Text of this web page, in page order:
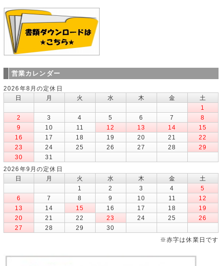
営業カレンダー
2026年8月の定休日
日
月 火 水 木 金
土
1
2
3 4 5 6 7
8
9
10 11 12 13 14
15
16
17 18 19 20 21
22
23
24 25 26 27 28
29
30
31
2026年9月の定休日
日
月 火 水 木 金
土
1
2 3 4
5
6
7 8 9 10 11
12
13
14 15 16 17 18
19
20
21 22 23 24 25
26
27
28 29
30
※赤字は休業日です